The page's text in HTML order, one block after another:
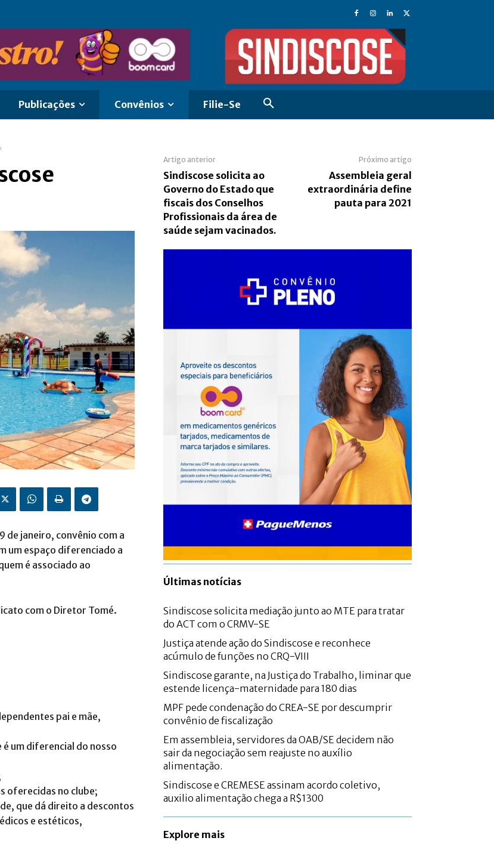
Publicações Convênios Filie-Se
de janeiro, convênio com a
um espaço diferenciado a
é associado ao
com o Diretor Tomé.
pai e mãe,
um diferencial do nosso
oferecidas no clube;
que dá direito a descontos
e estéticos,
Artigo anterior
Sindiscose solicita ao
Governo do Estado que
fiscais dos Conselhos
Profissionais da área de
saúde sejam vacinados.
Próximo artigo
Assembleia geral
extraordinária define
pauta para 2021
Últimas notícias
Sindiscose solicita mediação junto ao MTE para tratar
do ACT com o CRMV-SE
Justiça atende ação do Sindiscose e reconhece
acúmulo de funções no CRQ-VIII
Sindiscose garante, na Justiça do Trabalho, liminar que
estende licença-maternidade para 180 dias
MPF pede condenação do CREA-SE por descumprir
convênio de fiscalização
Em assembleia, servidores da OAB/SE decidem não
sair da negociação sem reajuste no auxílio
alimentação.
Sindiscose e CREMESE assinam acordo coletivo,
auxilio alimentação chega a R$1300
Explore mais